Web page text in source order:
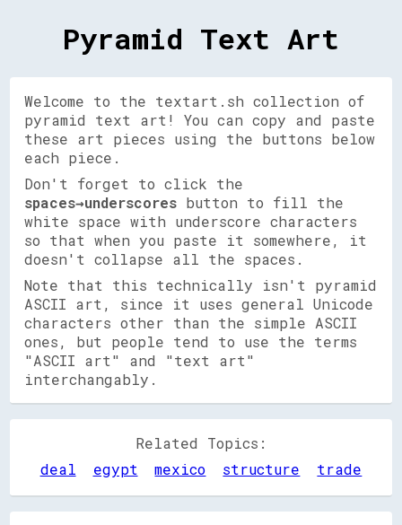
Pyramid Text Art
Welcome to the textart.sh collection of
pyramid text art! You can copy and paste
these art pieces using the buttons below
each piece.
Don't forget to click the
spaces→underscores button to fill the
white space with underscore characters
so that when you paste it somewhere, it
doesn't collapse all the spaces.
Note that this technically isn't pyramid
ASCII art, since it uses general Unicode
characters other than the simple ASCII
ones, but people tend to use the terms
"ASCII art" and "text art"
interchangably.
Related Topics:
deal
egypt mexico structure trade